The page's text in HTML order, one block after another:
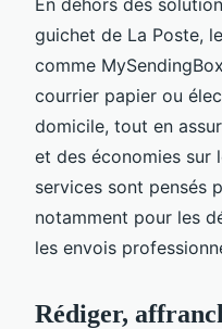
guichet de La Poste,
comme
courrier papier ou
domicile, tout en
et des économies sur
services sont pensés
notamment pour les
les envois
Rédiger,